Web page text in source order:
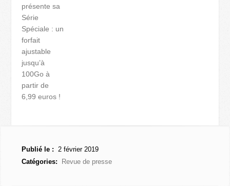
présente sa
Série
Spéciale : un
forfait
ajustable
jusqu’à
100Go à
partir de
6,99 euros !
Publié le : 2 février 2019
Catégories:
Revue de presse